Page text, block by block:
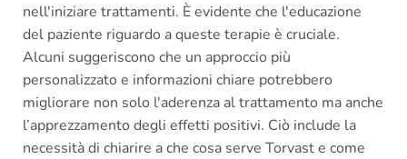
nell'iniziare trattamenti. È evidente che l'educazione
del paziente riguardo a queste terapie è cruciale.
Alcuni suggeriscono che un approccio più
personalizzato e informazioni chiare potrebbero
migliorare non solo l'aderenza al trattamento ma anche
l’apprezzamento degli effetti positivi. Ciò include la
necessità di chiarire a che cosa serve Torvast e come